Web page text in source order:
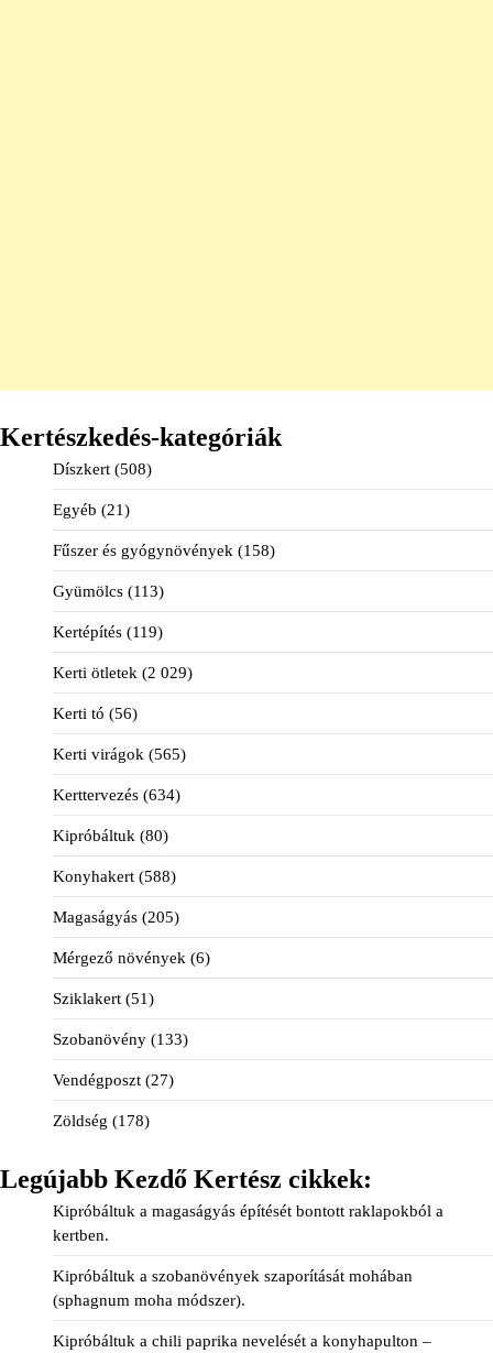
Kertészkedés-kategóriák
Díszkert (508)
Egyéb (21)
Fűszer és gyógynövények (158)
Gyümölcs (113)
Kertépítés (119)
Kerti ötletek (2 029)
Kerti tó (56)
Kerti virágok (565)
Kerttervezés (634)
Kipróbáltuk (80)
Konyhakert (588)
Magaságyás (205)
Mérgező növények (6)
Sziklakert (51)
Szobanövény (133)
Vendégposzt (27)
Zöldség (178)
Legújabb Kezdő Kertész cikkek:
Kipróbáltuk a magaságyás építését bontott raklapokból a
kertben.
Kipróbáltuk a szobanövények szaporítását mohában
(sphagnum moha módszer).
Kipróbáltuk a chili paprika nevelését a konyhapulton –